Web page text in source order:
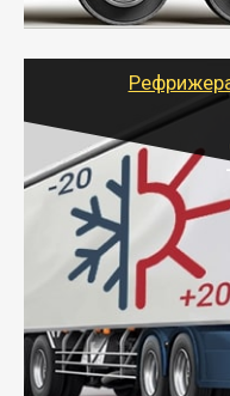
- Тайгер Логистик
крупногабаритных
для погрузочно-
Газель (1,5 и 3
- Рефрижераторные
соблюдением
термописцем,
книжкой у водителя.